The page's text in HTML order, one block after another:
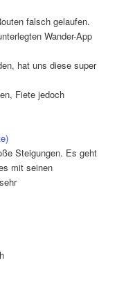
falsch gelaufen.
Wander-App
hat uns diese super
Fiete jedoch
Steigungen. Es geht
mit seinen